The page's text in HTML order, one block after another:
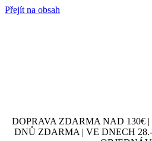
Přejít na obsah
DOPRAVA ZDARMA NAD 130€
DNŮ ZDARMA | VE DNECH